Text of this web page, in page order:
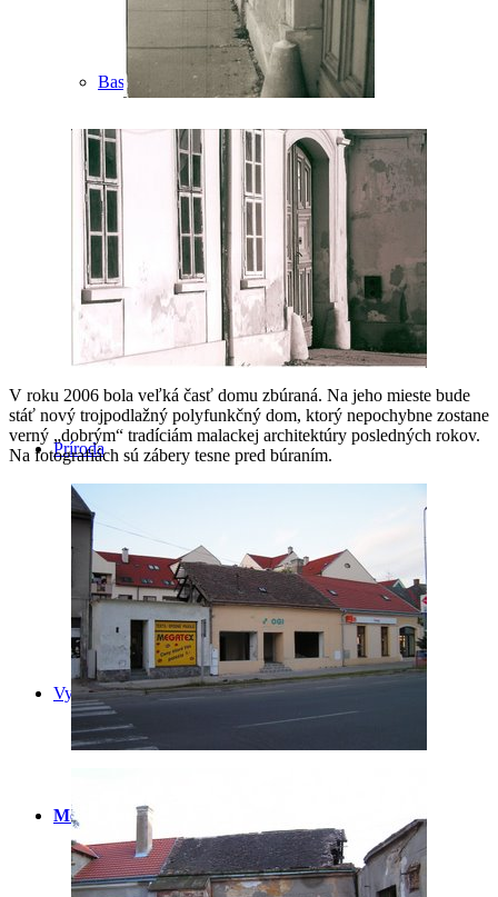
Basketbal
Hádzaná
Volejbal
Príroda
Tip na výlet
Vyhľadávanie
Menu
V roku 2006 bola veľká časť domu zbúraná. Na jeho mieste bude
stáť nový trojpodlažný polyfunkčný dom, ktorý nepochybne zostane
verný „dobrým“ tradíciám malackej architektúry posledných rokov.
Na fotografiách sú zábery tesne pred búraním.